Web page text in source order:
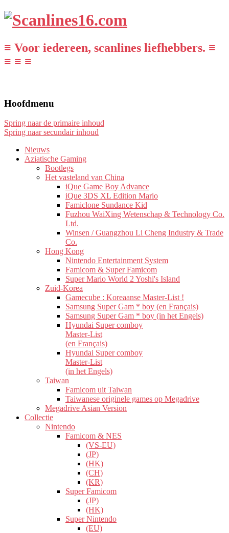
≡ Voor iedereen, scanlines liefhebbers. ≡
≡ ≡ ≡
Hoofdmenu
Spring naar de primaire inhoud
Spring naar secundair inhoud
Nieuws
Aziatische Gaming
Bootlegs
Het vasteland van China
iQue Game Boy Advance
iQue 3DS XL Edition Mario
Famiclone Sundance Kid
Fuzhou WaiXing Wetenschap & Technology Co.
Ltd.
Winsen / Guangzhou Li Cheng Industry & Trade
Co.
Hong Kong
Nintendo Entertainment System
Famicom & Super Famicom
Super Mario World 2 Yoshi's Island
Zuid-Korea
Gamecube : Koreaanse Master-List !
Samsung Super Gam * boy (en Français)
Samsung Super Gam * boy (in het Engels)
Hyundai Super comboy
Master-List
(en Français)
Hyundai Super comboy
Master-List
(in het Engels)
Taiwan
Famicom uit Taiwan
Taiwanese originele games op Megadrive
Megadrive Asian Version
Collectie
Nintendo
Famicom & NES
(VS-EU)
(JP)
(HK)
(CH)
(KR)
Super Famicom
(JP)
(HK)
Super Nintendo
(EU)